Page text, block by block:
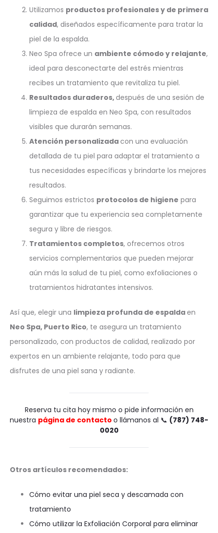
Utilizamos productos profesionales y de primera
calidad, diseñados específicamente para tratar la
piel de la espalda.
Neo Spa ofrece un ambiente cómodo y relajante,
ideal para desconectarte del estrés mientras
recibes un tratamiento que revitaliza tu piel.
Resultados duraderos,después de una sesión de
limpieza de espalda en Neo Spa, con resultados
visibles que durarán semanas.
Atención personalizadacon una evaluación
detallada de tu piel para adaptar el tratamiento a
tus necesidades específicas y brindarte los mejores
resultados.
Seguimos estrictos protocolos de higiene para
garantizar que tu experiencia sea completamente
segura y libre de riesgos.
Tratamientos completos, ofrecemos otros
servicios complementarios que pueden mejorar
aún más la salud de tu piel, como exfoliaciones o
tratamientos hidratantes intensivos.
Así que, elegir una limpieza profunda de espaldaen
Neo Spa, Puerto Rico, te asegura un tratamiento
personalizado, con productos de calidad, realizado por
expertos en un ambiente relajante, todo para que
disfrutes de una piel sana y radiante.
Reserva tu cita hoy mismo o pide información en
nuestra página de contacto o llámanos al 📞 (787) 748-
0020
Otros artículos recomendados:
Cómo evitar una piel seca y descamada con
tratamiento
Cómo utilizar la Exfoliación Corporal para eliminar